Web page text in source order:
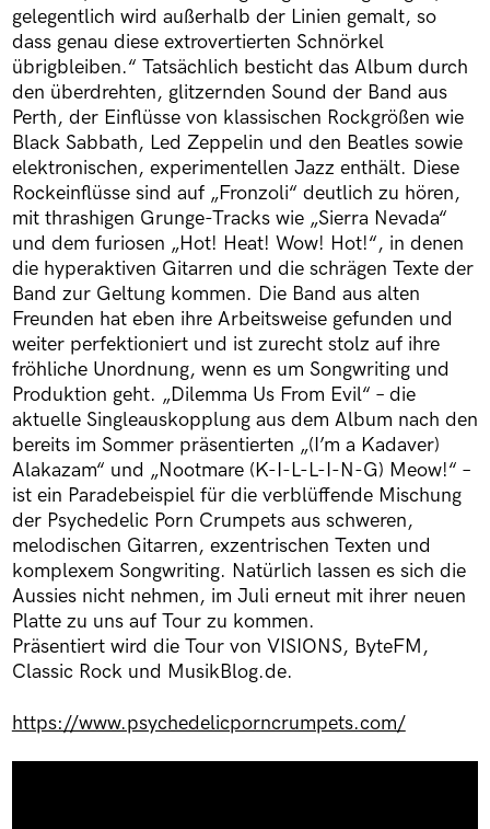
gelegentlich wird außerhalb der Linien gemalt, so
dass genau diese extrovertierten Schnörkel
übrigbleiben.“ Tatsächlich besticht das Album durch
den überdrehten, glitzernden Sound der Band aus
Perth, der Einflüsse von klassischen Rockgrößen wie
Black Sabbath, Led Zeppelin und den Beatles sowie
elektronischen, experimentellen Jazz enthält. Diese
Rockeinflüsse sind auf „Fronzoli“ deutlich zu hören,
mit thrashigen Grunge-Tracks wie „Sierra Nevada“
und dem furiosen „Hot! Heat! Wow! Hot!“, in denen
die hyperaktiven Gitarren und die schrägen Texte der
Band zur Geltung kommen. Die Band aus alten
Freunden hat eben ihre Arbeitsweise gefunden und
weiter perfektioniert und ist zurecht stolz auf ihre
fröhliche Unordnung, wenn es um Songwriting und
Produktion geht. „Dilemma Us From Evil“ – die
aktuelle Singleauskopplung aus dem Album nach den
bereits im Sommer präsentierten „(I’m a Kadaver)
Alakazam“ und „Nootmare (K-I-L-L-I-N-G) Meow!“ –
ist ein Paradebeispiel für die verblüffende Mischung
der Psychedelic Porn Crumpets aus schweren,
melodischen Gitarren, exzentrischen Texten und
komplexem Songwriting. Natürlich lassen es sich die
Aussies nicht nehmen, im Juli erneut mit ihrer neuen
Platte zu uns auf Tour zu kommen.
Präsentiert wird die Tour von VISIONS, ByteFM,
Classic Rock und MusikBlog.de.
https://www.psychedelicporncrumpets.com/